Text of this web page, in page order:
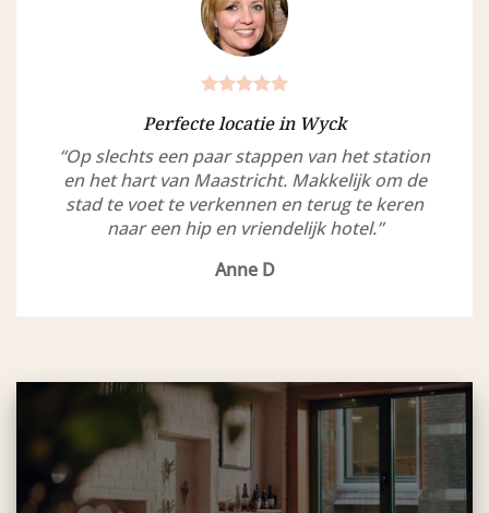
Perfecte locatie in Wyck
“Op slechts een paar stappen van het station
en het hart van Maastricht. Makkelijk om de
stad te voet te verkennen en terug te keren
naar een hip en vriendelijk hotel.”
Anne D